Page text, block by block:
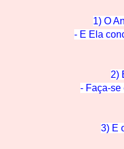
1) O
- E Ela
2)
- Faça-se
3) E